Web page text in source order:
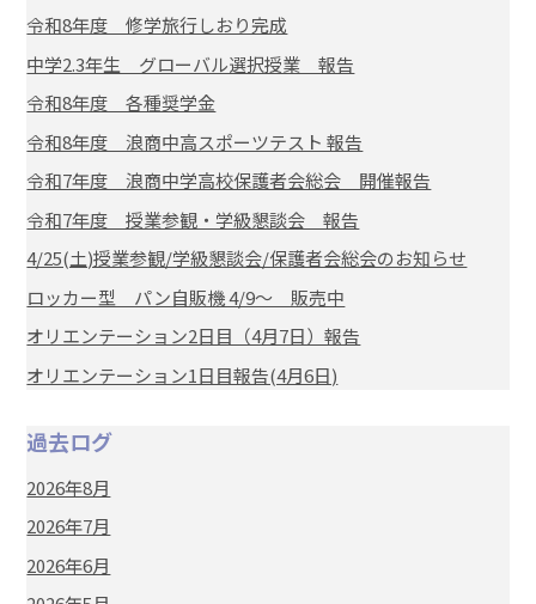
令和8年度 修学旅行しおり完成
中学2.3年生 グローバル選択授業 報告
令和8年度 各種奨学金
令和8年度 浪商中高スポーツテスト 報告
令和7年度 浪商中学高校保護者会総会 開催報告
令和7年度 授業参観・学級懇談会 報告
4/25(土)授業参観/学級懇談会/保護者会総会のお知らせ
ロッカー型 パン自販機 4/9～ 販売中
オリエンテーション2日目（4月7日）報告
オリエンテーション1日目報告(4月6日)
過去ログ
2026年8月
2026年7月
2026年6月